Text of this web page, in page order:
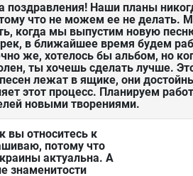
поздравления! Наши планы
что не можем ее не делать.
когда мы выпустим новую
в ближайшее время будем
же, хотелось бы альбом, но
ты хочешь сделать лучше.
лежат в ящике, они
этот процесс. Планируем
новыми творениями.
вы относитесь к
потому что
актуальна. А
знаменитости